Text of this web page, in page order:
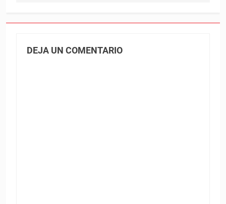
DEJA UN COMENTARIO